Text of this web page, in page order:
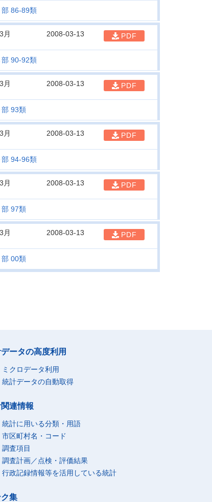
部 86-89類
月 2008-03-13 PDF
部 90-92類
月 2008-03-13 PDF
93類
月 2008-03-13 PDF
部 94-96類
月 2008-03-13 PDF
97類
月 2008-03-13 PDF
00類
ータの高度利用
ミクロデータ利用
統計データの自動取得
連情報
統計に用いる分類・用語
市区町村名・コード
調査項目
調査計画／点検・評価結果
行政記録情報等を活用している統計
ク集